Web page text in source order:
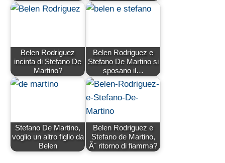
Belen Rodriguez
incinta di Stefano De
Martino?
Belen Rodriguez e
Stefano De Martino si
sposano il…
Stefano De Martino,
voglio un altro figlio da
Belen
Belen Rodriguez e
Stefano de Martino,
Ã¨ ritorno di fiamma?